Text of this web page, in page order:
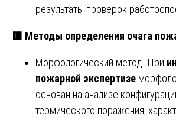
результаты проверок
🟥 Методы определения очага
Морфологический метод. При
пожарной экспертизе
основан на анализе
термического поражения,